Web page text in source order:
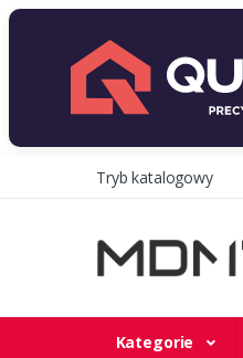
Tryb katalogowy
Kategorie